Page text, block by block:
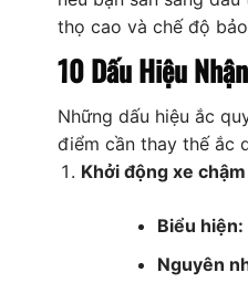
thọ cao và chế độ
10 Dấu Hiệu
Những dấu hiệu ắc
điểm cần thay thế ắc
Khởi động xe
Biểu hiện:
Nguyên